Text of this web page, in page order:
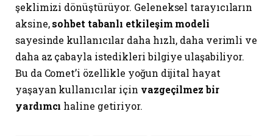
şeklimizi dönüştürüyor. Geleneksel tarayıcıların
aksine,sohbet tabanlı etkileşim modeli
sayesinde kullanıcılar daha hızlı, daha verimli ve
daha az çabayla istedikleri bilgiye ulaşabiliyor.
Bu da Comet’i özellikle yoğun dijital hayat
yaşayan kullanıcılar için vazgeçilmez bir
yardımcı haline getiriyor.